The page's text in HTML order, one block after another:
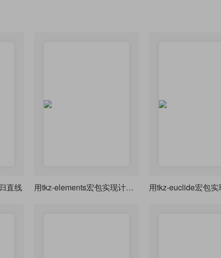
直线 用tkz-elements宏包实现计算与绘制分离的欧氏几何绘图